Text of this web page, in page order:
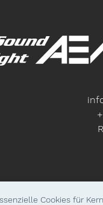
Cookies für